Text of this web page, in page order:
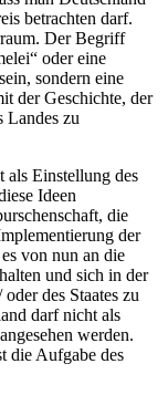
betrachten darf.
Der Begriff
oder eine
sondern eine
der Geschichte, der
Landes zu
als Einstellung des
Ideen
die
der
von nun an die
und sich in der
des Staates zu
darf nicht als
werden.
die Aufgabe des